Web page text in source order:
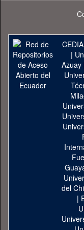
CEDIA
|
Azuay
del
|